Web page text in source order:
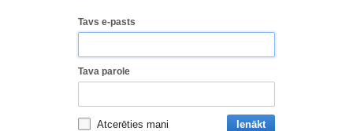
Tavs e-pasts
Tava parole
Atcerēties mani Ienākt